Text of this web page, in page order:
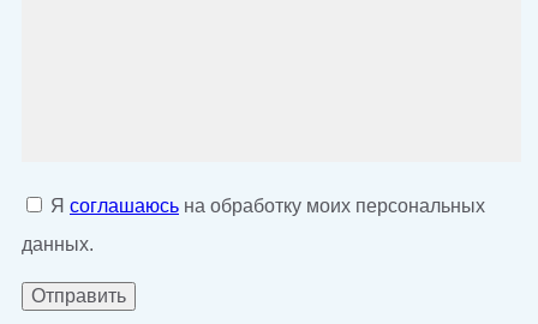
Я соглашаюсь на обработку моих персональных
данных.